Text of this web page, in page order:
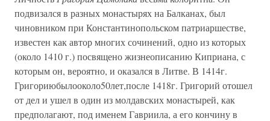
подвизался в разных монастырях на Балканах, был
чиновником при Константинопольском патриаршестве,
известен как автор многих сочинений, одно из которых
(около 1410 г.) посвящено жизнеописанию Киприана, с
которым он, вероятно, и оказался в Литве. В 1414г.
Григориюбылооколо50лет,после 1418г. Григорий отошел
от дел и ушел в один из молдавских монастырей, как
предполагают, под именем Гавриила, а его кончину в